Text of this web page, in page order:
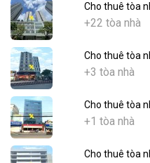
Cho thuê tòa
+22 tòa nhà
Cho thuê tòa
+3 tòa nhà
Cho thuê tòa
+1 tòa nhà
Cho thuê tòa